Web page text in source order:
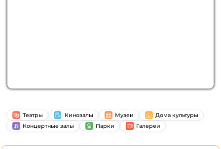
Театры Кинозалы Музеи
Дома культуры
Концертные залы
Парки Галереи